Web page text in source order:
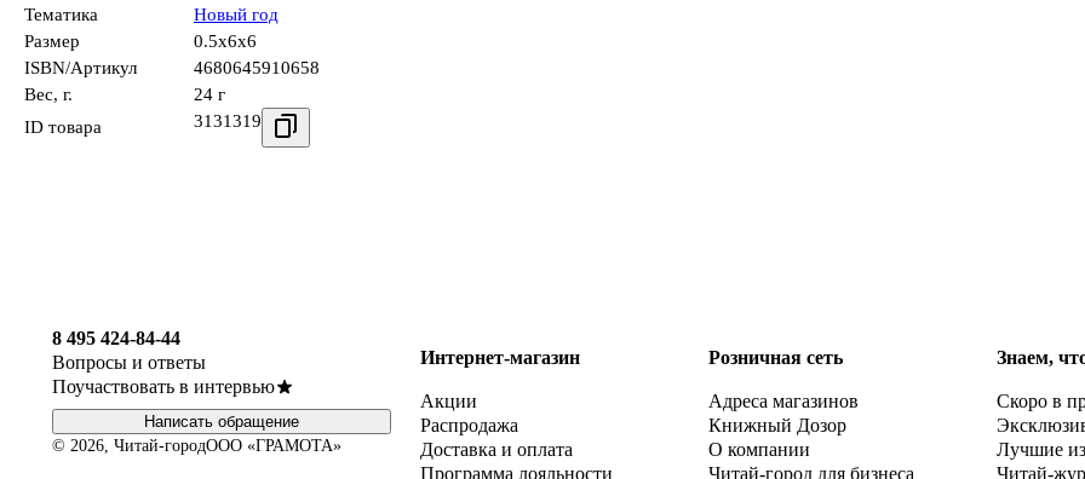
Тематика
Новый год
Размер
0.5x6x6
ISBN/Артикул
4680645910658
Вес, г.
24 г
ID товара
3131319
8 495 424-84-44
Вопросы и ответы
Поучаствовать в интервью
Написать обращение
© 2026, Читай-городООО «ГРАМОТА»
Интернет-магазин
Акции
Распродажа
Доставка и оплата
Программа лояльности
Розничная сеть
Адреса магазинов
Книжный Дозор
О компании
Читай-город для бизнеса
Знаем,
Скоро в
Лучшие
Читай-